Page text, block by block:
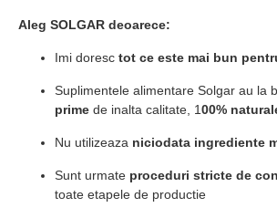
Aleg SOLGAR deoarece:
Imi doresc tot ce este mai bun
Suplimentele alimentare Solgar au la
prime de inalta calitate, 100%
Nu utilizeaza niciodata ingrediente
Sunt urmate proceduri stricte de
toate etapele de productie